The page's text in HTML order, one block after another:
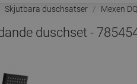
Skjutbara duschsatser Mexen
duschset -